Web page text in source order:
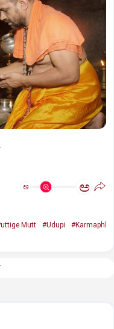
ಅ ಅ
Mutt #Udupi
#Karmaphl